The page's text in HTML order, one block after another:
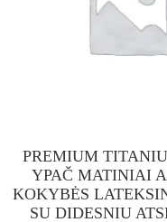
PREMIUM
YPAČ MATINIAI
KOKYBĖS
SU DIDESNIU